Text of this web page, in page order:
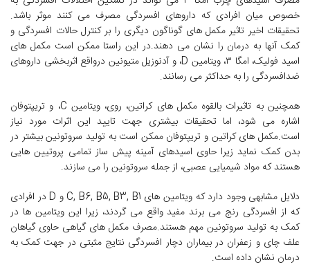
خصوص میان افرادی که داروهای افسردگی مصرف می کنند موثر باشد.
تحقیقات اخیر تاثیر مکمل های گوناگون دیگری را بر کنترل حالات افسردگی و
کمک آنها به درمان را نشان می دهند.در این راستا ممکن است مکمل های
اسید فولیک، امگا ۳، ویتامین D، و آدنوزیل متیونین درواقع اثربخشی داروهای
ضدافسردگی را به حداکثر می رسانند.
همچنین به تاثیرات بالقوه مکمل های کراتین، روی، ویتامین C، و تریپتوفان
اشاره می شود، اما تحقیقات بیشتری جهت تایید این اثرات مورد نیاز
است.مکمل های کراتین و تریپتوفان ممکن است به تولید سروتونین بیشتر در
بدن کمک نماید زیرا حاوی اسیدهای آمینه پیش ساز تمامی پروتیین هایی
هستند که مواد شیمیایی عصبی، از جمله سروتونین را می سازند.
دلایل مشابهی وجود دارد که ویتامین های C, B6, B5, B3, B1 و D در افرادی
که از افسردگی رنج می برند مفید واقع می گردند، زیرا این ویتامین ها در
کمک به تولید سروتونین مهم هستند.مصرف مکمل های گیاهی حاوی گیاهان
علف چای و زعفران در بیماران دچار افسردگی نتایج مثبتی در جهت کمک به
درمان نشان داده است.